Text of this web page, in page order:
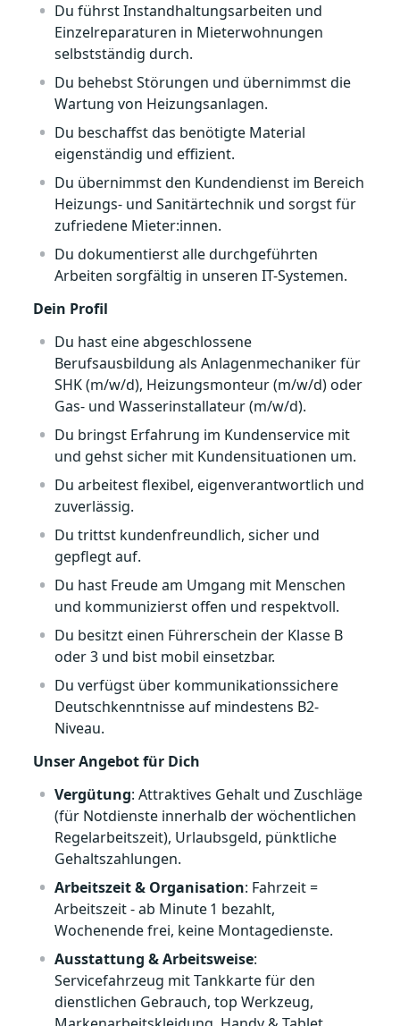
Du führst Instandhaltungsarbeiten und
Einzelreparaturen in Mieterwohnungen
selbstständig durch.
Du behebst Störungen und übernimmst die
Wartung von Heizungsanlagen.
Du beschaffst das benötigte Material
eigenständig und effizient.
Du übernimmst den Kundendienst im Bereich
Heizungs- und Sanitärtechnik und sorgst für
zufriedene Mieter:innen.
Du dokumentierst alle durchgeführten
Arbeiten sorgfältig in unseren IT-Systemen.
Dein Profil
Du hast eine abgeschlossene
Berufsausbildung als Anlagenmechaniker für
SHK (m/w/d), Heizungsmonteur (m/w/d) oder
Gas- und Wasserinstallateur (m/w/d).
Du bringst Erfahrung im Kundenservice mit
und gehst sicher mit Kundensituationen um.
Du arbeitest flexibel, eigenverantwortlich und
zuverlässig.
Du trittst kundenfreundlich, sicher und
gepflegt auf.
Du hast Freude am Umgang mit Menschen
und kommunizierst offen und respektvoll.
Du besitzt einen Führerschein der Klasse B
oder 3 und bist mobil einsetzbar.
Du verfügst über kommunikationssichere
Deutschkenntnisse auf mindestens B2-
Niveau.
Unser Angebot für Dich
Vergütung: Attraktives Gehalt und Zuschläge
(für Notdienste innerhalb der wöchentlichen
Regelarbeitszeit), Urlaubsgeld, pünktliche
Gehaltszahlungen.
Arbeitszeit & Organisation: Fahrzeit =
Arbeitszeit - ab Minute 1 bezahlt,
Wochenende frei, keine Montagedienste.
Ausstattung & Arbeitsweise:
Servicefahrzeug mit Tankkarte für den
dienstlichen Gebrauch, top Werkzeug,